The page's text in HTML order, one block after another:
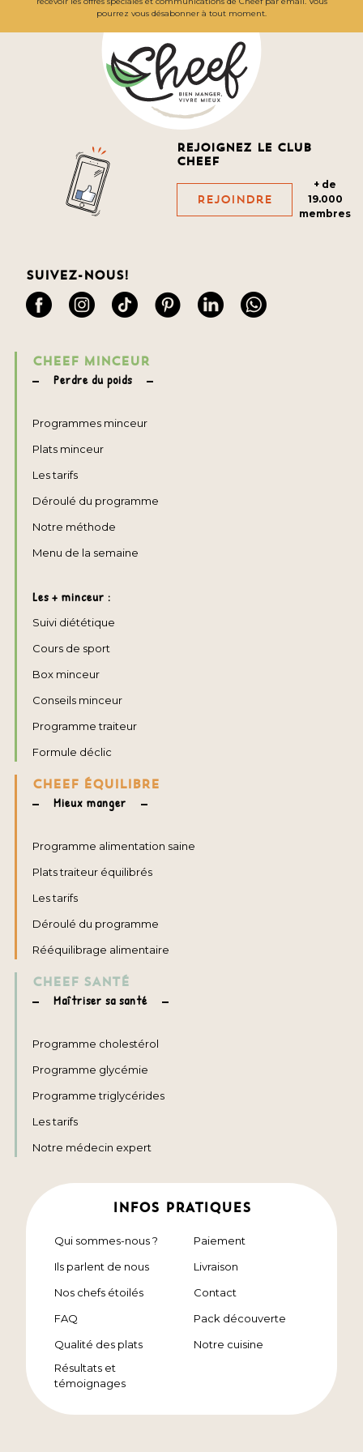
pourrez vous désabonner à tout moment.
Rejoignez le club
cheef
Rejoindre
+ de
19.000
membres
Suivez-nous!
CHEEF MINCEUR
Perdre du poids
Programmes minceur
Plats minceur
Les tarifs
Déroulé du programme
Notre méthode
Menu de la semaine
Les + minceur :
Suivi diététique
Cours de sport
Box minceur
Conseils minceur
Programme traiteur
Formule déclic
CHEEF ÉQUILIBRE
Mieux manger
Programme alimentation saine
Plats traiteur équilibrés
Les tarifs
Déroulé du programme
Rééquilibrage alimentaire
CHEEF SANTÉ
Maîtriser sa santé
Programme cholestérol
Programme glycémie
Programme triglycérides
Les tarifs
Notre médecin expert
INFOS PRATIQUES
Qui sommes-nous ?
Ils parlent de nous
Nos chefs étoilés
FAQ
Qualité des plats
Résultats et
témoignages
Paiement
Livraison
Contact
Pack découverte
Notre cuisine